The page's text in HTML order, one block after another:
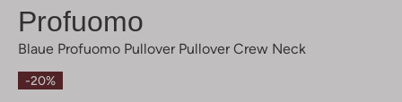
Profuomo
Blaue Profuomo Pullover Pullover Crew Neck
-20%